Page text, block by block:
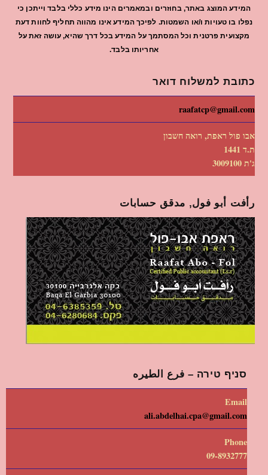
המידע המוצג באתר, בחוזרים ובמאמרים הינו מידע כללי בלבד וייתכן כי
נפלו בו טעויות ו/או השמטות. לפיכך המידע אינו מהווה תחליף לחוות דעת
מקצועית פרטנית וכל המסתמך על המידע בכל דרך שהיא, עושה זאת על
אחריותו בלבד.
כתובת למשלוח דואר
raafatcp@gmail.com
אבו פול ראפת, רואה חשבון
ת.ד 1441
ג'ת 3009100
رأفت أبو فول, مدقق حسابات
סניף טירה – فرع الطيره
Email
ali.abdelhai.cpa@gmail.com
Phone
09-8932777